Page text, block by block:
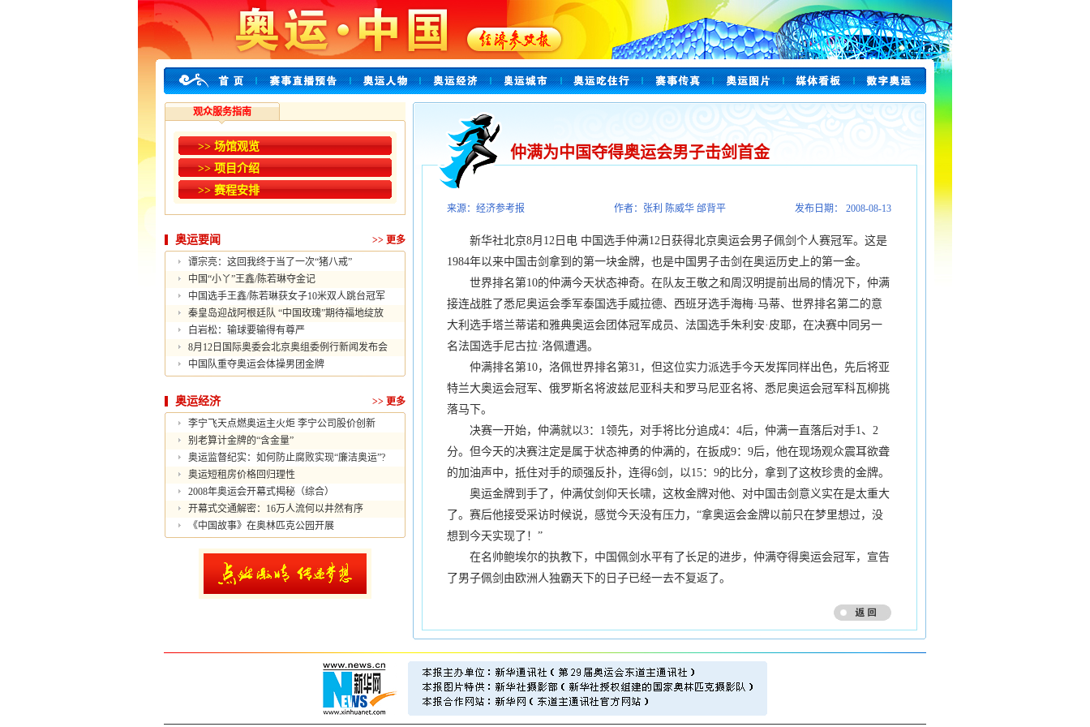
观众服务指南
>> 场馆观览
>> 项目介绍
>> 赛程安排
奥运要闻 >> 更多
谭宗亮：这回我终于当了一次“猪八戒”
中国“小丫”王鑫/陈若琳夺金记
中国选手王鑫/陈若琳获女子10米双人跳台冠军
秦皇岛迎战阿根廷队 “中国玫瑰”期待福地绽放
白岩松：输球要输得有尊严
8月12日国际奥委会北京奥组委例行新闻发布会
中国队重夺奥运会体操男团金牌
奥运经济 >> 更多
李宁飞天点燃奥运主火炬 李宁公司股价创新
别老算计金牌的“含金量”
奥运监督纪实：如何防止腐败实现“廉洁奥运”?
奥运短租房价格回归理性
2008年奥运会开幕式揭秘（综合）
开幕式交通解密：16万人流何以井然有序
《中国故事》在奥林匹克公园开展
仲满为中国夺得奥运会男子击剑首金
来源：经济参考报 作者：张利 陈威华 邰背平 发布日期： 2008-08-13
新华社北京8月12日电 中国选手仲满12日获得北京奥运会男子佩剑个人赛冠军。这是
1984年以来中国击剑拿到的第一块金牌，也是中国男子击剑在奥运历史上的第一金。
世界排名第10的仲满今天状态神奇。在队友王敬之和周汉明提前出局的情况下，仲满
接连战胜了悉尼奥运会季军泰国选手威拉德、西班牙选手海梅·马蒂、世界排名第二的意
大利选手塔兰蒂诺和雅典奥运会团体冠军成员、法国选手朱利安·皮耶，在决赛中同另一
名法国选手尼古拉·洛佩遭遇。
仲满排名第10，洛佩世界排名第31，但这位实力派选手今天发挥同样出色，先后将亚
特兰大奥运会冠军、俄罗斯名将波兹尼亚科夫和罗马尼亚名将、悉尼奥运会冠军科瓦柳挑
落马下。
决赛一开始，仲满就以3：1领先，对手将比分追成4：4后，仲满一直落后对手1、2
分。但今天的决赛注定是属于状态神勇的仲满的，在扳成9：9后，他在现场观众震耳欲聋
的加油声中，抵住对手的顽强反扑，连得6剑，以15：9的比分，拿到了这枚珍贵的金牌。
奥运金牌到手了，仲满仗剑仰天长啸，这枚金牌对他、对中国击剑意义实在是太重大
了。赛后他接受采访时候说，感觉今天没有压力，“拿奥运会金牌以前只在梦里想过，没
想到今天实现了！”
在名帅鲍埃尔的执教下，中国佩剑水平有了长足的进步，仲满夺得奥运会冠军，宣告
了男子佩剑由欧洲人独霸天下的日子已经一去不复返了。